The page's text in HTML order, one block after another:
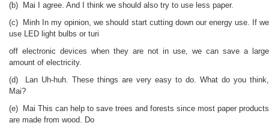
(b) Mai I agree. And I think we should also try to use less paper.
(c) Minh In my opinion, we should start cutting down our energy use. If we
use LED light bulbs or turi
off electronic devices when they are not in use, we can save a large
amount of electricity.
(d) Lan Uh-huh. These things are very easy to do. What do you think,
Mai?
(e) Mai This can help to save trees and forests since most paper products
are made from wood. Do